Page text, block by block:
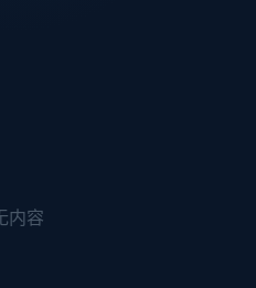
内容